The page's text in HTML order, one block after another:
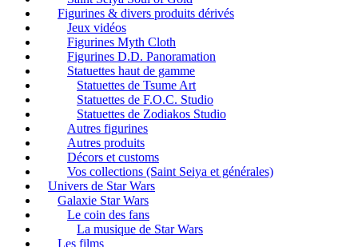
Figurines & divers produits dérivés
Jeux vidéos
Figurines Myth Cloth
Figurines D.D. Panoramation
Statuettes haut de gamme
Statuettes de Tsume Art
Statuettes de F.O.C. Studio
Statuettes de Zodiakos Studio
Autres figurines
Autres produits
Décors et customs
Vos collections (Saint Seiya et générales)
Univers de Star Wars
Galaxie Star Wars
Le coin des fans
La musique de Star Wars
Les films